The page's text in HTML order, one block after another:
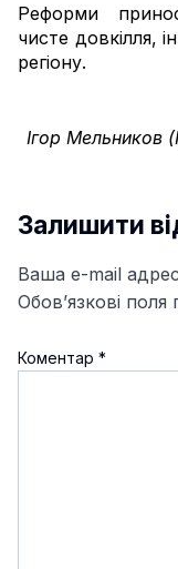
Реформи
чисте довкілля,
регіону.
Ігор Мельников
Залишити
Ваша e-mail
Обов’язкові поля
Коментар *